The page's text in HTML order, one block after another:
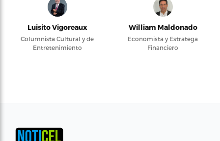
Luisito Vigoreaux
Columnista Cultural y de
Entretenimiento
William Maldonado
Economista y Estratega
Financiero